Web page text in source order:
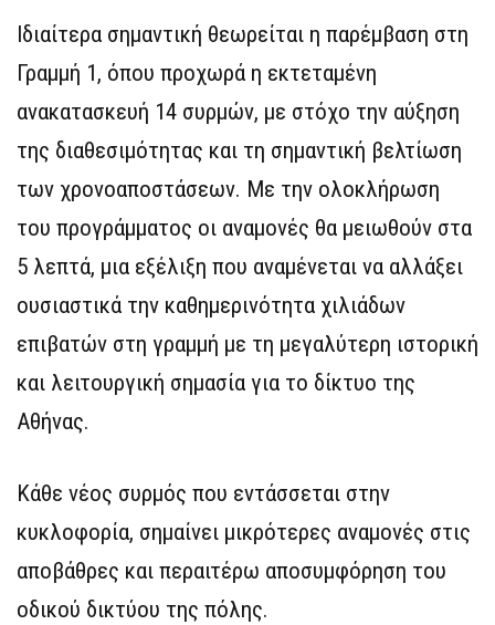
Ιδιαίτερα σημαντική θεωρείται η παρέμβαση στη
Γραμμή 1, όπου προχωρά η εκτεταμένη
ανακατασκευή 14 συρμών, με στόχο την αύξηση
της διαθεσιμότητας και τη σημαντική βελτίωση
των χρονοαποστάσεων. Με την ολοκλήρωση
του προγράμματος οι αναμονές θα μειωθούν στα
5 λεπτά, μια εξέλιξη που αναμένεται να αλλάξει
ουσιαστικά την καθημερινότητα χιλιάδων
επιβατών στη γραμμή με τη μεγαλύτερη ιστορική
και λειτουργική σημασία για το δίκτυο της
Αθήνας.
Κάθε νέος συρμός που εντάσσεται στην
κυκλοφορία, σημαίνει μικρότερες αναμονές στις
αποβάθρες και περαιτέρω αποσυμφόρηση του
οδικού δικτύου της πόλης.